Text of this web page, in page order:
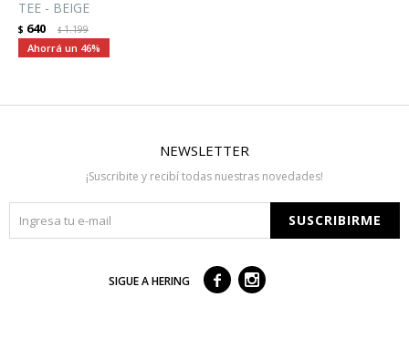
TEE - BEIGE
$ 640 $1.199
46
NEWSLETTER
¡Suscribite y recibí todas nuestras novedades!
SUSCRIBIRME
SIGUE A HERING  